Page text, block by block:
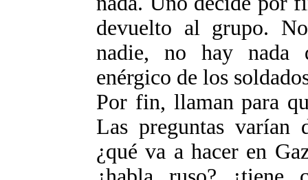
devuelto al grupo.
nadie, no hay nada
enérgico de los
Por fin, llaman para
Las preguntas
¿qué va a hacer en